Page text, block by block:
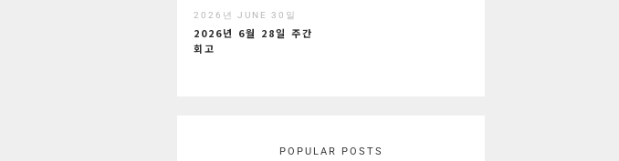
2026년 JUNE 30일
2026년 6월 28일 주간
회고
POPULAR POSTS